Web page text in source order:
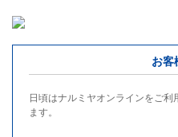
お客
日頃はナルミヤオンラインをご
ます。